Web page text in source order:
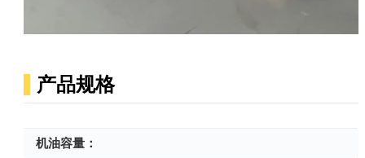
产品规格
机油容量：